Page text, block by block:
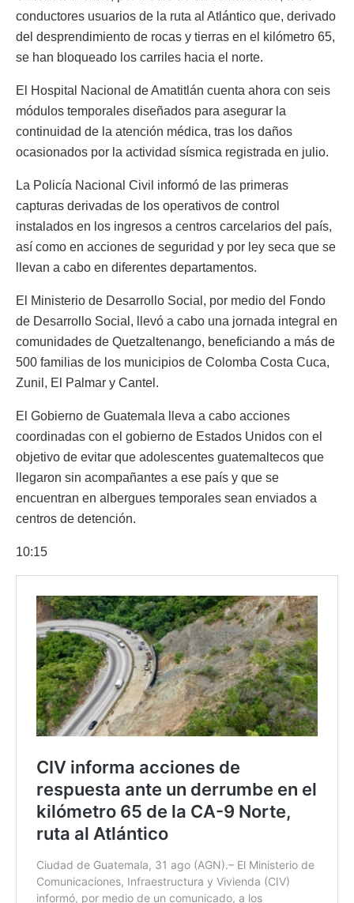
conductores usuarios de la ruta al Atlántico que, derivado
del desprendimiento de rocas y tierras en el kilómetro 65,
se han bloqueado los carriles hacia el norte.
El Hospital Nacional de Amatitlán cuenta ahora con seis
módulos temporales diseñados para asegurar la
continuidad de la atención médica, tras los daños
ocasionados por la actividad sísmica registrada en julio.
La Policía Nacional Civil informó de las primeras
capturas derivadas de los operativos de control
instalados en los ingresos a centros carcelarios del país,
así como en acciones de seguridad y por ley seca que se
llevan a cabo en diferentes departamentos.
El Ministerio de Desarrollo Social, por medio del Fondo
de Desarrollo Social, llevó a cabo una jornada integral en
comunidades de Quetzaltenango, beneficiando a más de
500 familias de los municipios de Colomba Costa Cuca,
Zunil, El Palmar y Cantel.
El Gobierno de Guatemala lleva a cabo acciones
coordinadas con el gobierno de Estados Unidos con el
objetivo de evitar que adolescentes guatemaltecos que
llegaron sin acompañantes a ese país y que se
encuentran en albergues temporales sean enviados a
centros de detención.
10:15